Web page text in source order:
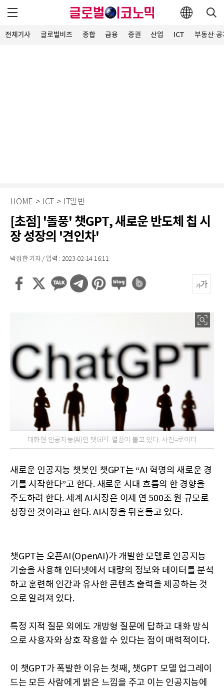
전체기사 글로벌비즈 종합 금융 증권 산업 ICT 부동산·
HOME > ICT > IT일반
[초점] '돌풍' 챗GPT, 새로운 반도체 칩 시
장 성장의 '견인차'
박정한 기자 / 입력 : 2023-02-14 16:11
대화형 인공지능(AI)인 챗GPT 열풍이 불고 있다. 사진=로이터
새로운 인공지능 챗봇인 챗GPT는 “AI 혁명의 새로운 경
기를 시작한다”고 한다. 새로운 시대 흐름의 한 경향을
주도하려 한다. 세계 AI시장은 이제 연 500조 원 규모로
성장할 것이라고 한다. AI시장을 뒤흔들고 있다.
챗GPT는 오픈AI(OpenAI)가 개발한 모델로 인공지능
기술을 사용해 인터넷에서 대량의 정보와 데이터를 분석
하고 훈련해 인간과 유사한 콘텐츠 출력을 제공하는 것
으로 알려져 있다.
특정 지적 질문 외에도 개방형 질문에 답하고 대화 방식
으로 사용자와 상호 작용할 수 있다는 점이 매력적이다.
이 챗GPT가 폭발한 이유는 첫째, 챗GPT 모델 업그레이
드는 모든 사람에게 밝은 느낌을 주고 이는 인공지능에